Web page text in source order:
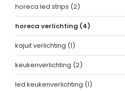
horeca led strips (2)
horeca verlichting (4)
kajuit verlichting (1)
keukenverlichting (2)
led keukenverlichting (1)